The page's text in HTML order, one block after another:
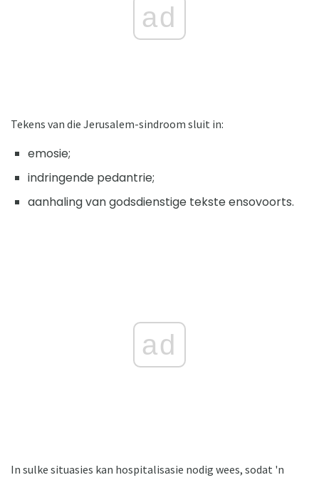
ad
Tekens van die Jerusalem-sindroom sluit in:
emosie;
indringende pedantrie;
aanhaling van godsdienstige tekste ensovoorts.
ad
In sulke situasies kan hospitalisasie nodig wees, sodat 'n